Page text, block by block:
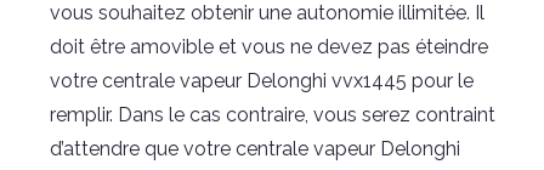
vous souhaitez obtenir une autonomie illimitée. Il
doit être amovible et vous ne devez pas éteindre
votre centrale vapeur Delonghi vvx1445 pour le
remplir. Dans le cas contraire, vous serez contraint
d’attendre que votre centrale vapeur Delonghi